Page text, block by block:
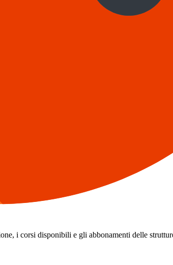
i corsi disponibili e gli abbonamenti delle